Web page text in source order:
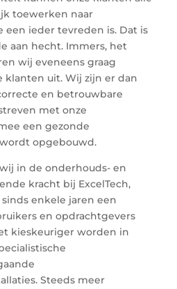
toewerken naar
ieder tevreden is. Dat is
aan hecht. Immers, het
wij eveneens graag
klanten uit. Wij zijn er dan
en betrouwbare
met onze
een gezonde
opgebouwd.
in de onderhouds- en
kracht bij ExcelTech,
enkele jaren een
en opdrachtgevers
kieskeuriger worden in
Steeds meer